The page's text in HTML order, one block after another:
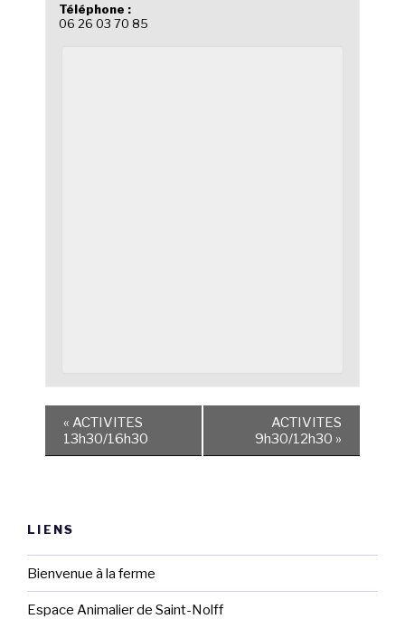
Téléphone :
06 26 03 70 85
« ACTIVITES
13h30/16h30
ACTIVITES
9h30/12h30 »
LIENS
Bienvenue à la ferme
Espace Animalier de Saint-Nolff